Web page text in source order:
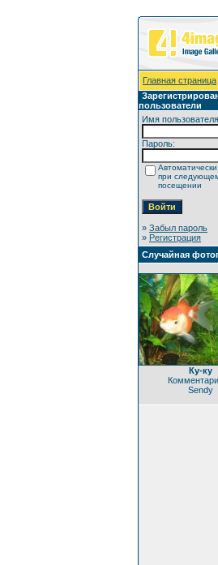
Главная страница
пользователи
Имя
Пароль:
при
посещении
» Забыл пароль
» Регистрация
Случайная
Ку-ку
Sendy